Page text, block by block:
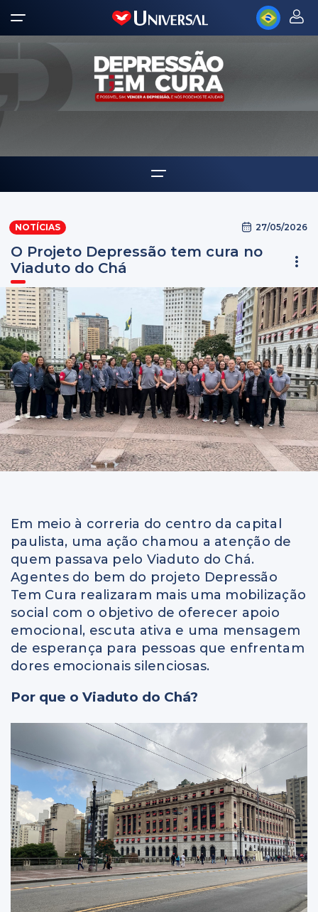
Notícias
NOTÍCIAS 27/05/2026
O Projeto Depressão tem cura no
Viaduto do Chá
Em meio à correria do centro da capital
paulista, uma ação chamou a atenção de
quem passava pelo Viaduto do Chá.
Agentes do bem do projeto Depressão
Tem Cura realizaram mais uma mobilização
social com o objetivo de oferecer apoio
emocional, escuta ativa e uma mensagem
de esperança para pessoas que enfrentam
dores emocionais silenciosas.
Por que o Viaduto do Chá?